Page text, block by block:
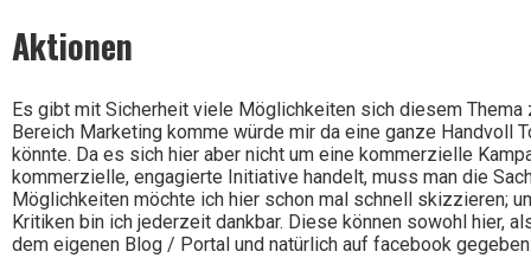
Aktionen
Es gibt mit Sicherheit viele Möglichkeiten sich diesem Thema
Bereich Marketing komme würde mir da eine ganze Handvoll
könnte. Da es sich hier aber nicht um eine kommerzielle
kommerzielle, engagierte Initiative handelt, muss man die
Möglichkeiten möchte ich hier schon mal schnell skizzieren;
Kritiken bin ich jederzeit dankbar. Diese können sowohl hier,
dem eigenen Blog / Portal und natürlich auf facebook